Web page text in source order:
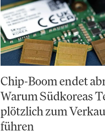
Chip-Boom endet
Warum Südkoreas
plötzlich zum
führen